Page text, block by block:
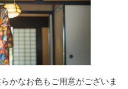
かなお色もご用意がございま